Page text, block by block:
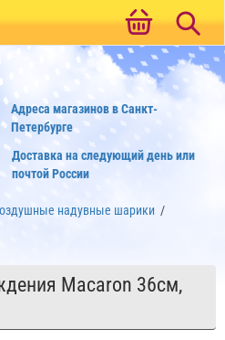
Адреса магазинов в Санкт-
Петербурге
Доставка на следующий день или
почтой России
надувные шарики /
Macaron 36см,